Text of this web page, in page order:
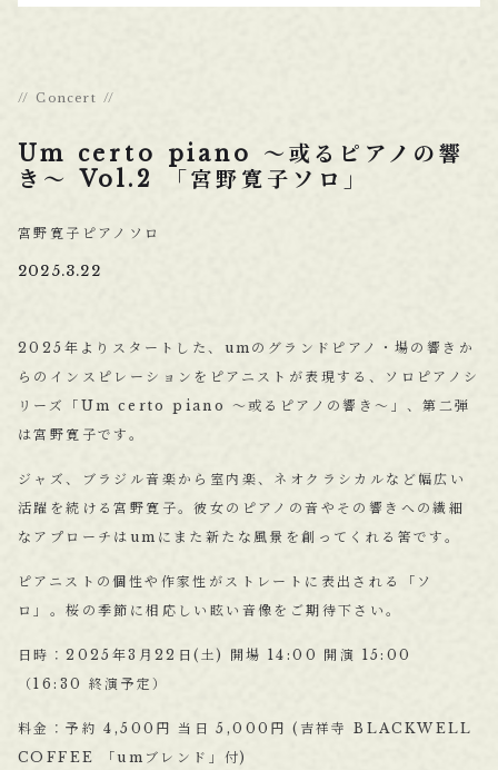
Concert
Um certo piano ～或るピアノの響
き～ Vol.2 「宮野寛子ソロ」
宮野寛子ピアノソロ
2025.3.22
2025年よりスタートした、umのグランドピアノ・場の響きか
らのインスピレーションをピアニストが表現する、ソロピアノシ
リーズ「Um certo piano ～或るピアノの響き～」、第二弾
は宮野寛子です。
ジャズ、ブラジル音楽から室内楽、ネオクラシカルなど幅広い
活躍を続ける宮野寛子。彼女のピアノの音やその響きへの繊細
なアプローチはumにまた新たな風景を創ってくれる筈です。
ピアニストの個性や作家性がストレートに表出される「ソ
ロ」。桜の季節に相応しい眩い音像をご期待下さい。
日時：2025年3月22日(土) 開場 14:00 開演 15:00
（16:30 終演予定）
料金：予約 4,500円 当日 5,000円 (吉祥寺 BLACKWELL
COFFEE 「umブレンド」付)